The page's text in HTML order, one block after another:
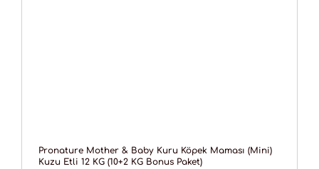
Pronature Mother & Baby Kuru Köpek Maması (Mini)
Kuzu Etli 12 KG (10+2 KG Bonus Paket)